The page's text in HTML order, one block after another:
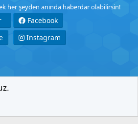
her şeyden anında haberdar olabilirsin!
Facebook
Instagram